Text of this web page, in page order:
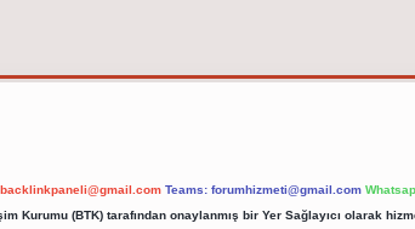
backlinkpaneli@gmail.com Teams: forumhizmeti@gmail.com
Kurumu (BTK) tarafından onaylanmış bir Yer Sağlayıcı olarak